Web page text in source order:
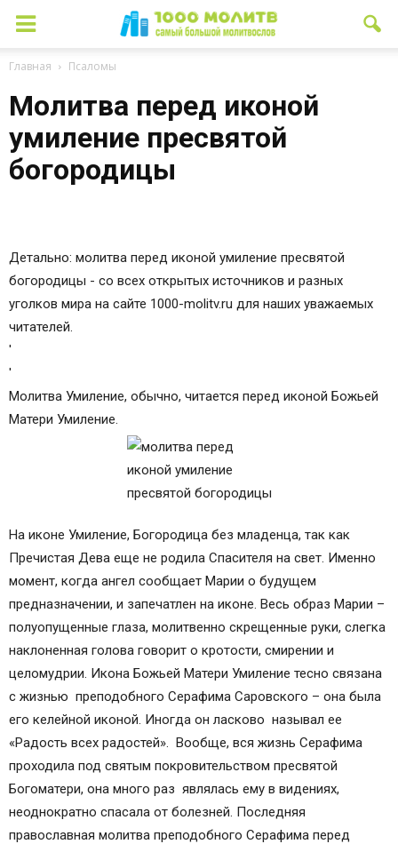
Главная Псаломы
Молитва перед иконой
умиление пресвятой
богородицы
Детально: молитва перед иконой умиление пресвятой
богородицы - со всех открытых источников и разных
уголков мира на сайте 1000-molitv.ru для наших уважаемых
читателей.
'
'
Молитва Умиление, обычно, читается перед иконой Божьей
Матери Умиление.
На иконе Умиление, Богородица без младенца, так как
Пречистая Дева еще не родила Спасителя на свет. Именно
момент, когда ангел сообщает Марии о будущем
предназначении, и запечатлен на иконе. Весь образ Марии –
полуопущенные глаза, молитвенно скрещенные руки, слегка
наклоненная голова говорит о кротости, смирении и
целомудрии. Икона Божьей Матери Умиление тесно связана
с жизнью преподобного Серафима Саровского – она была
его келейной иконой. Иногда он ласково называл ее
«Радость всех радостей». Вообще, вся жизнь Серафима
проходила под святым покровительством пресвятой
Богоматери, она много раз являлась ему в видениях,
неоднократно спасала от болезней. Последняя
православная молитва преподобного Серафима перед